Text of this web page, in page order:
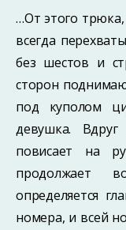
…От этого
всегда
без шестов и
сторон
под куполом
девушка. Вдруг
повисает на
продолжает
определяется
номера, и всей